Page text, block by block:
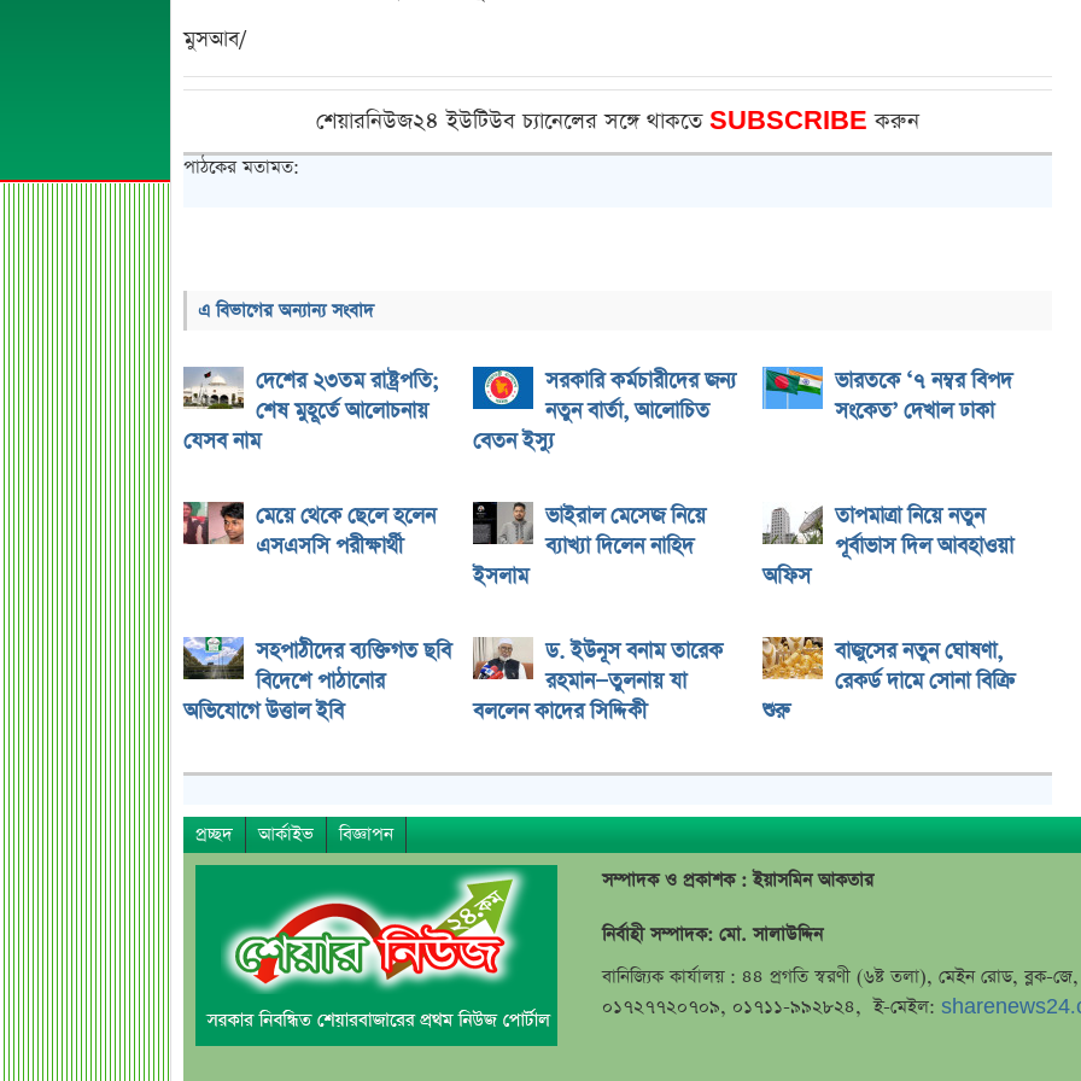
মুসআব/
শেয়ারনিউজ২৪ ইউটিউব চ্যানেলের সঙ্গে থাকতে SUBSCRIBEকরুন
পাঠকের মতামত:
এ বিভাগের অন্যান্য সংবাদ
দেশের ২৩তম রাষ্ট্রপতি;
শেষ মুহূর্তে আলোচনায়
যেসব নাম
সরকারি কর্মচারীদের জন্য
নতুন বার্তা, আলোচিত
বেতন ইস্যু
ভারতকে ‘৭ নম্বর বিপদ
সংকেত’ দেখাল ঢাকা
মেয়ে থেকে ছেলে হলেন
এসএসসি পরীক্ষার্থী
ভাইরাল মেসেজ নিয়ে
ব্যাখ্যা দিলেন নাহিদ
ইসলাম
তাপমাত্রা নিয়ে নতুন
পূর্বাভাস দিল আবহাওয়া
অফিস
সহপাঠীদের ব্যক্তিগত ছবি
বিদেশে পাঠানোর
অভিযোগে উত্তাল ইবি
ড. ইউনূস বনাম তারেক
রহমান—তুলনায় যা
বললেন কাদের সিদ্দিকী
বাজুসের নতুন ঘোষণা,
রেকর্ড দামে সোনা বিক্রি
শুরু
প্রচ্ছদ আর্কাইভ
বিজ্ঞাপন
সম্পাদক ও প্রকাশক : ইয়াসমিন আকতার
নির্বাহী সম্পাদক: মো. সালাউদ্দিন
বানিজ্যিক কার্যালয় : ৪৪ প্রগতি স্বরণী (৬ষ্ট তলা), মেইন রোড, ব্লক-
০১৭২৭৭২০৭০৯, ০১৭১১-৯৯২৮২৪, ই-মেইল: